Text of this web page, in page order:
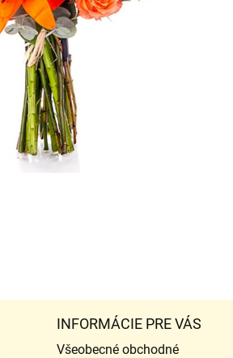
INFORMÁCIE PRE VÁS
Všeobecné obchodné